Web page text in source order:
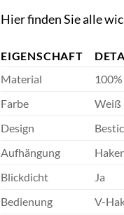
Hier finden Sie alle
EIGENSCHAFT
Material
Farbe
Weiß
Design
Aufhängung
Blickdicht
Ja
Bedienung
V-